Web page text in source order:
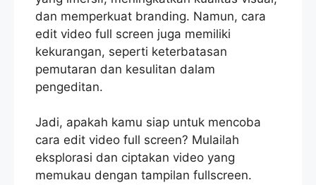
dan memperkuat branding. Namun, cara
edit video full screen juga memiliki
kekurangan, seperti keterbatasan
pemutaran dan kesulitan dalam
pengeditan.
Jadi, apakah kamu siap untuk mencoba
cara edit video full screen? Mulailah
eksplorasi dan ciptakan video yang
memukau dengan tampilan fullscreen.